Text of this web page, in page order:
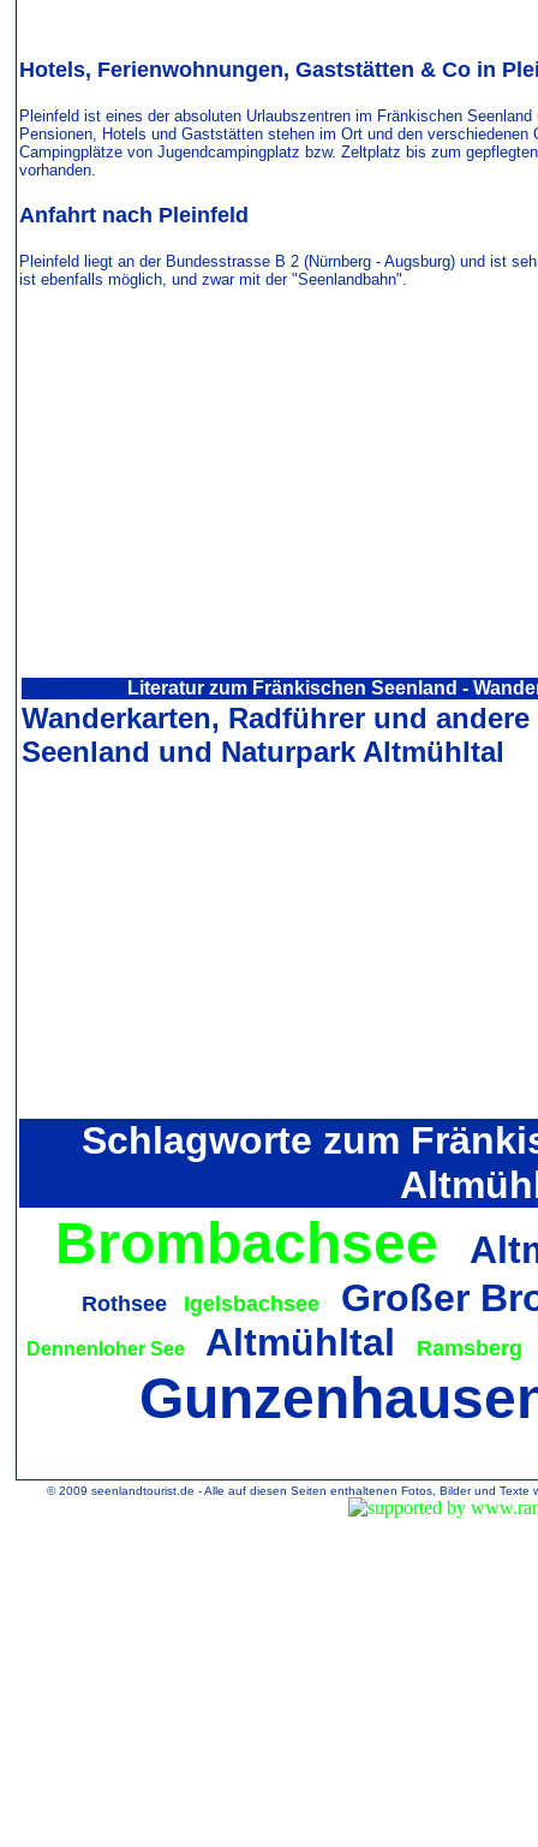
Hotels, Ferienwohnungen, Gaststätten & Co in
Pleinfeld ist eines der absoluten Urlaubszentren im Fränkischen
Pensionen, Hotels und Gaststätten stehen im Ort und den
Campingplätze von Jugendcampingplatz bzw. Zeltplatz bis zum
vorhanden.
Anfahrt nach Pleinfeld
Pleinfeld liegt an der Bundesstrasse B 2 (Nürnberg - Augsburg) und ist
ist ebenfalls möglich, und zwar mit der "Seenlandbahn".
Literatur zum Fränkischen Seenland -
Wanderkarten, Radführer und
Seenland und Naturpark Altmühltal
Schlagworte zum
Brombachsee
Rothsee Igelsbachsee Großer
Dennenloher See Altmühltal Ramsberg
© 2009 seenlandtourist.de - Alle auf diesen Seiten enthaltenen Fotos, Bilder und